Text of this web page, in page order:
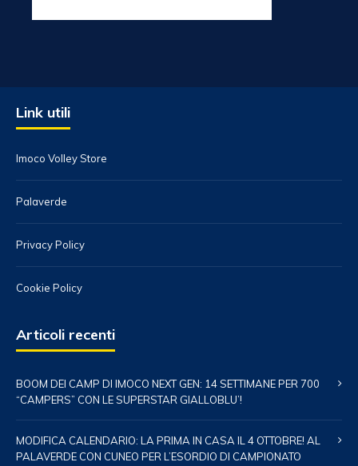
Link utili
Imoco Volley Store
Palaverde
Privacy Policy
Cookie Policy
Articoli recenti
BOOM DEI CAMP DI IMOCO NEXT GEN: 14 SETTIMANE PER 700
“CAMPERS” CON LE SUPERSTAR GIALLOBLU’!
MODIFICA CALENDARIO: LA PRIMA IN CASA IL 4 OTTOBRE! AL
PALAVERDE CON CUNEO PER L’ESORDIO DI CAMPIONATO